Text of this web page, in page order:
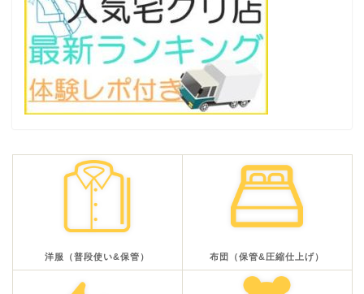
洋服（普段使い&保管） 布団（保管&圧縮仕上げ）